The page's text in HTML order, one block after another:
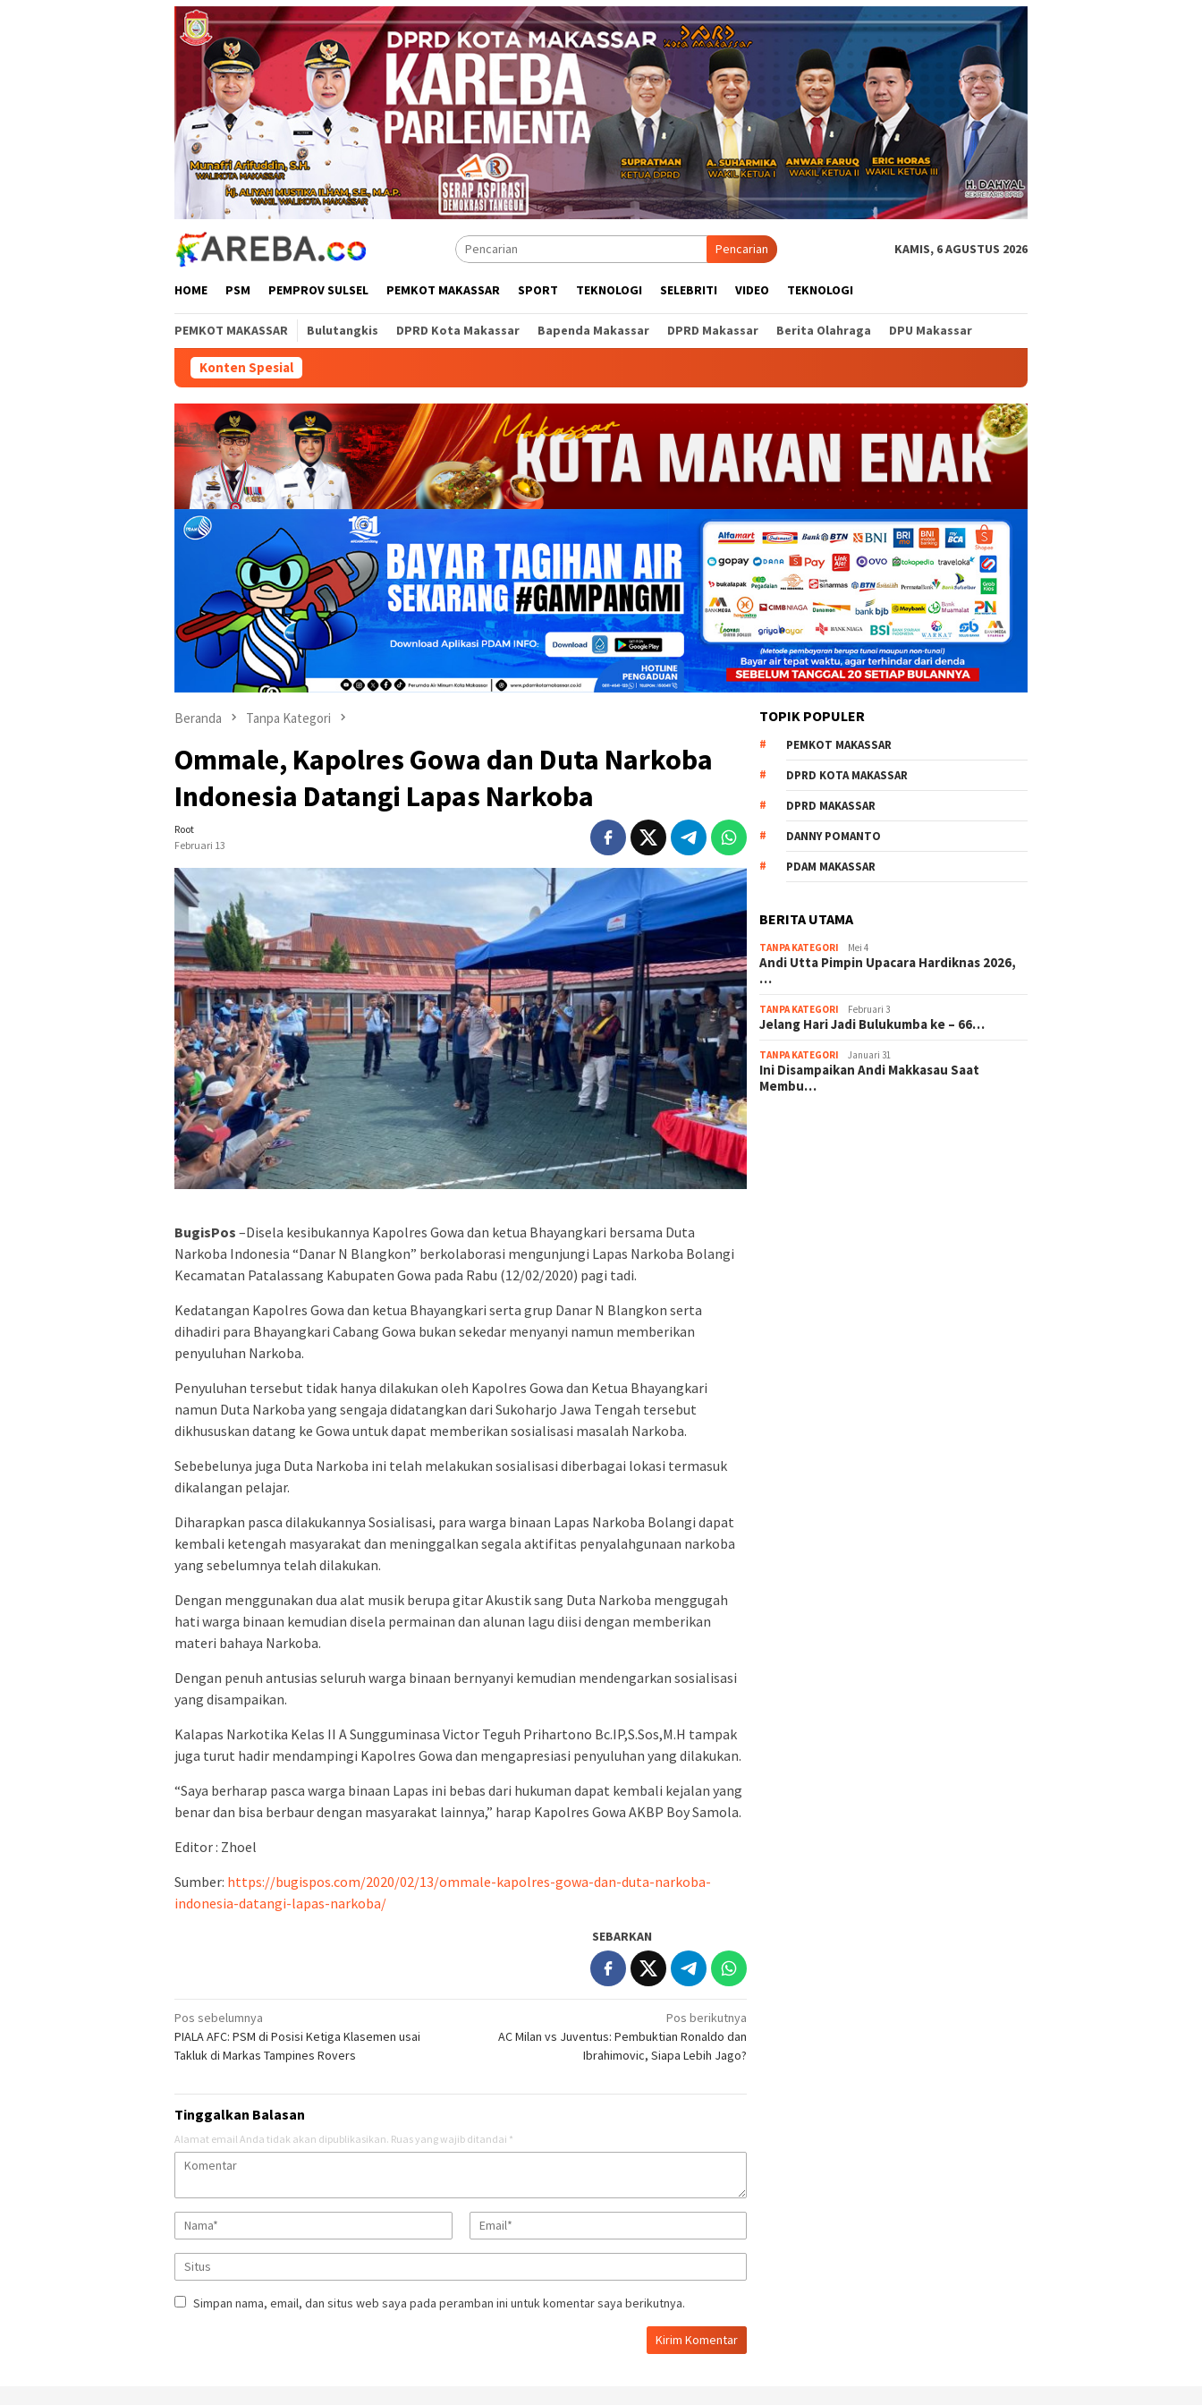
Pencarian KAMIS, 6 AGUSTUS 2026
HOME PSM PEMPROV SULSEL PEMKOT MAKASSAR SPORT TEKNOLOGI SELEBRITI VIDEO TEKNOLOGI
PEMKOT MAKASSAR Bulutangkis DPRD Kota Makassar Bapenda Makassar DPRD Makassar Berita Olahraga DPU Makassar
Konten Spesial
Beranda Tanpa Kategori
Ommale, Kapolres Gowa dan Duta Narkoba
Indonesia Datangi Lapas Narkoba
Root
Februari 13
BugisPos –Disela kesibukannya Kapolres Gowa dan ketua Bhayangkari bersama Duta
Narkoba Indonesia “Danar N Blangkon” berkolaborasi mengunjungi Lapas Narkoba Bolangi
Kecamatan Patalassang Kabupaten Gowa pada Rabu (12/02/2020) pagi tadi.
Kedatangan Kapolres Gowa dan ketua Bhayangkari serta grup Danar N Blangkon serta
dihadiri para Bhayangkari Cabang Gowa bukan sekedar menyanyi namun memberikan
penyuluhan Narkoba.
Penyuluhan tersebut tidak hanya dilakukan oleh Kapolres Gowa dan Ketua Bhayangkari
namun Duta Narkoba yang sengaja didatangkan dari Sukoharjo Jawa Tengah tersebut
dikhususkan datang ke Gowa untuk dapat memberikan sosialisasi masalah Narkoba.
Sebebelunya juga Duta Narkoba ini telah melakukan sosialisasi diberbagai lokasi termasuk
dikalangan pelajar.
Diharapkan pasca dilakukannya Sosialisasi, para warga binaan Lapas Narkoba Bolangi dapat
kembali ketengah masyarakat dan meninggalkan segala aktifitas penyalahgunaan narkoba
yang sebelumnya telah dilakukan.
Dengan menggunakan dua alat musik berupa gitar Akustik sang Duta Narkoba menggugah
hati warga binaan kemudian disela permainan dan alunan lagu diisi dengan memberikan
materi bahaya Narkoba.
Dengan penuh antusias seluruh warga binaan bernyanyi kemudian mendengarkan sosialisasi
yang disampaikan.
Kalapas Narkotika Kelas II A Sungguminasa Victor Teguh Prihartono Bc.IP,S.Sos,M.H tampak
juga turut hadir mendampingi Kapolres Gowa dan mengapresiasi penyuluhan yang dilakukan.
“Saya berharap pasca warga binaan Lapas ini bebas dari hukuman dapat kembali kejalan yang
benar dan bisa berbaur dengan masyarakat lainnya,” harap Kapolres Gowa AKBP Boy Samola.
Editor : Zhoel
Sumber: https://bugispos.com/2020/02/13/ommale-kapolres-gowa-dan-duta-narkoba-
indonesia-datangi-lapas-narkoba/
SEBARKAN
Navigasi
pos
Pos sebelumnya
PIALA AFC: PSM di Posisi Ketiga Klasemen usai
Takluk di Markas Tampines Rovers
Pos berikutnya
AC Milan vs Juventus: Pembuktian Ronaldo dan
Ibrahimovic, Siapa Lebih Jago?
Tinggalkan Balasan
Alamat email Anda tidak akan dipublikasikan. Ruas yang wajib ditandai *
Simpan nama, email, dan situs web saya pada peramban ini untuk komentar saya berikutnya.
TOPIK POPULER
PEMKOT MAKASSAR
DPRD KOTA MAKASSAR
DPRD MAKASSAR
DANNY POMANTO
PDAM MAKASSAR
BERITA UTAMA
TANPA KATEGORI Mei 4
Andi Utta Pimpin Upacara Hardiknas 2026,
…
TANPA KATEGORI Februari 3
Jelang Hari Jadi Bulukumba ke – 66…
TANPA KATEGORI Januari 31
Ini Disampaikan Andi Makkasau Saat
Membu…